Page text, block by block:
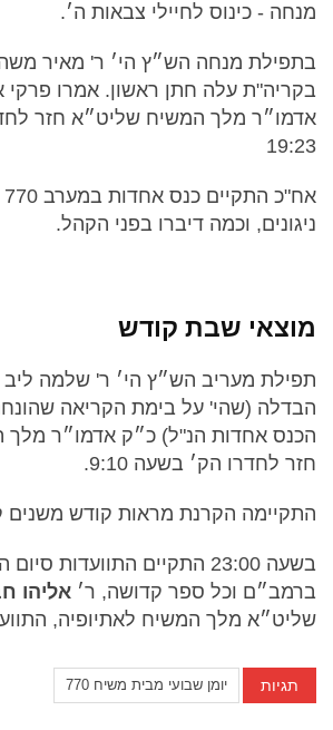
מנחה - כינוס לחיילי צבאות ה׳.
בתפילת מנחה הש״ץ הי׳ ר' מאיר
בקריה"ת עלה חתן ראשון. אמרו פרקי
אדמו״ר מלך המשיח שליט״א חזר
19:23
ניגונים, וכמה דיברו בפני הקהל.
מוצאי שבת קודש
תפילת מעריב הש״ץ הי׳ ר' שלמה ליב
הבדלה (שהי' על בימת הקריאה
הכנס אחדות הנ"ל) כ״ק אדמו״ר
חזר לחדרו הק׳ בשעה 9:10. ‏
התקיימה הקרנת מראות קודש משנים
בשעה 23:00 התקיים התוועדות
ברמב״ם וכל ספר קדושה, ר׳ אליהו
שליט״א מלך המשיח לאתיופיה,
תגיות יומן שבועי מבית משיח 770